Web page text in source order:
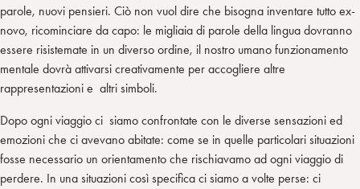
parole, nuovi pensieri. Ciò non vuol dire che bisogna inventare tutto ex-
novo, ricominciare da capo: le migliaia di parole della lingua dovranno
essere risistemate in un diverso ordine, il nostro umano funzionamento
mentale dovrà attivarsi creativamente per accogliere altre
rappresentazioni e altri simboli.
Dopo ogni viaggio ci siamo confrontate con le diverse sensazioni ed
emozioni che ci avevano abitate: come se in quelle particolari situazioni
fosse necessario un orientamento che rischiavamo ad ogni viaggio di
perdere. In una situazioni così specifica ci siamo a volte perse: ci